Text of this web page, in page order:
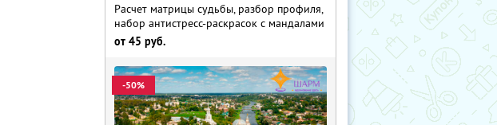
Расчет матрицы судьбы, разбор профиля,
набор антистресс-раскрасок с мандалами
от 45 руб.
-50%